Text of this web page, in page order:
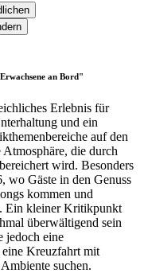
an Bord"
Erlebnis für
und ein
auf den
die durch
wird. Besonders
wo Gäste in den Genuss
kommen und
Ein kleiner Kritikpunkt
überwältigend sein
jedoch eine
Kreuzfahrt mit
suchen.